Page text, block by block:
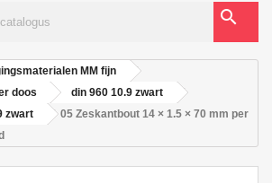
search
MM fijn
doos
din 960 10.9 zwart
zwart
05 Zeskantbout 14 × 1.5 × 70 mm per